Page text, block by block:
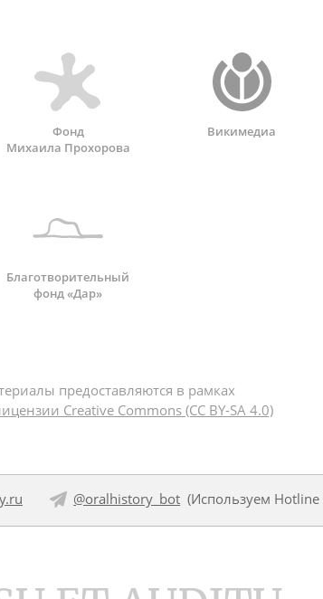
Фонд
Михаила Прохорова
Викимедиа
Благотворительный
фонд «Дар»
предоставляются в рамках
Creative Commons (CC BY-SA 4.0)
@oralhistory_bot (Используем Hotline